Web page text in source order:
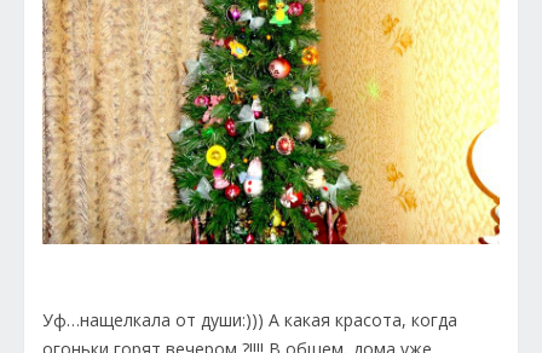
Уф…нащелкала от души:))) А какая красота, когда
огоньки горят вечером ?!!!! В общем, дома уже